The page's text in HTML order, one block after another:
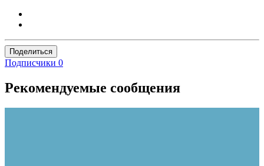
Поделиться
Подписчики 0
Рекомендуемые сообщения